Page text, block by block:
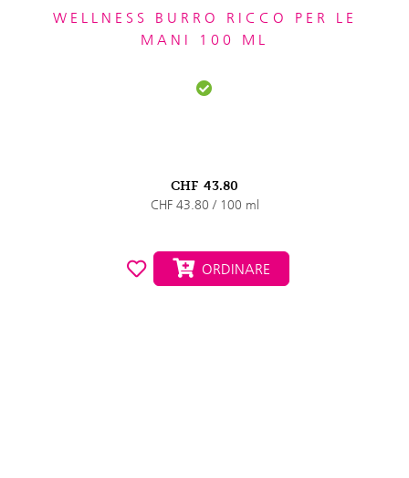
WELLNESS BURRO RICCO PER LE
MANI 100 ML
CHF 43.80
CHF 43.80 / 100 ml
ORDINARE